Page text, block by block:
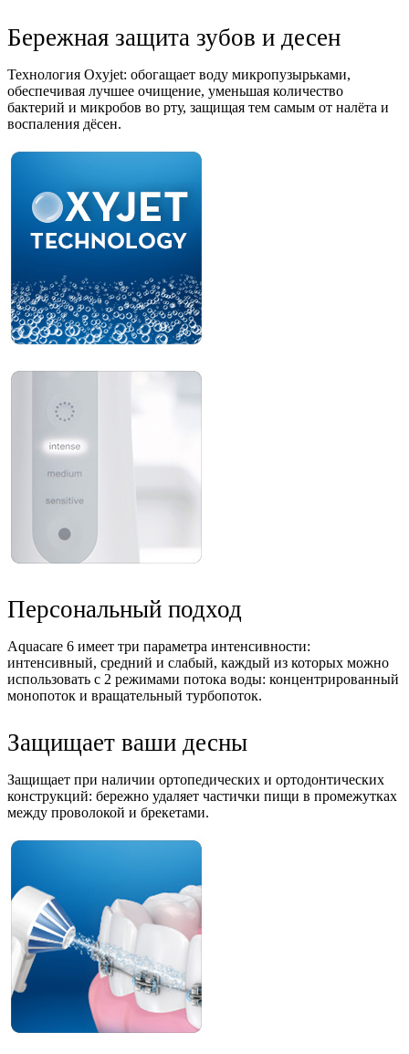
Бережная защита зубов и десен
Технология Oxyjet: обогащает воду микропузырьками,
обеспечивая лучшее очищение, уменьшая количество
бактерий и микробов во рту, защищая тем самым от налёта и
воспаления дёсен.
Персональный подход
Aquacare 6 имеет три параметра интенсивности:
интенсивный, средний и слабый, каждый из которых можно
использовать с 2 режимами потока воды: концентрированный
монопоток и вращательный турбопоток.
Защищает ваши десны
Защищает при наличии ортопедических и ортодонтических
конструкций: бережно удаляет частички пищи в промежутках
между проволокой и брекетами.